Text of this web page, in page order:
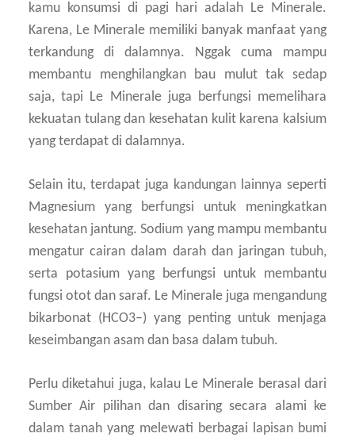
kamu konsumsi di pagi hari adalah Le Minerale.
Karena, Le Minerale memiliki banyak manfaat yang
terkandung di dalamnya. Nggak cuma mampu
membantu menghilangkan bau mulut tak sedap
saja, tapi Le Minerale juga berfungsi memelihara
kekuatan tulang dan kesehatan kulit karena kalsium
yang terdapat di dalamnya.
Selain itu, terdapat juga kandungan lainnya seperti
Magnesium yang berfungsi untuk meningkatkan
kesehatan jantung. Sodium yang mampu membantu
mengatur cairan dalam darah dan jaringan tubuh,
serta potasium yang berfungsi untuk membantu
fungsi otot dan saraf. Le Minerale juga mengandung
bikarbonat (HCO3–) yang penting untuk menjaga
keseimbangan asam dan basa dalam tubuh.
Perlu diketahui juga, kalau Le Minerale berasal dari
Sumber Air pilihan dan disaring secara alami ke
dalam tanah yang melewati berbagai lapisan bumi